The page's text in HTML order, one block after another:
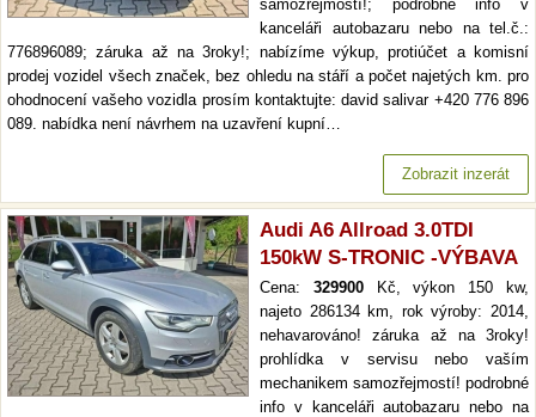
samozřejmostí!; podrobné info v
kanceláři autobazaru nebo na tel.č.:
776896089; záruka až na 3roky!; nabízíme výkup, protiúčet a komisní
prodej vozidel všech značek, bez ohledu na stáří a počet najetých km. pro
ohodnocení vašeho vozidla prosím kontaktujte: david salivar +420 776 896
089. nabídka není návrhem na uzavření kupní…
Zobrazit inzerát
Audi A6 Allroad 3.0TDI
150kW S-TRONIC -VÝBAVA
Cena: 329900Kč, výkon 150 kw,
najeto 286134 km, rok výroby: 2014,
nehavarováno! záruka až na 3roky!
prohlídka v servisu nebo vaším
mechanikem samozřejmostí! podrobné
info v kanceláři autobazaru nebo na